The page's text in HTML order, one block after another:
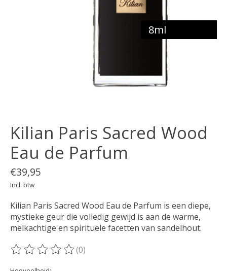
8ml
Kilian Paris Sacred Wood
Eau de Parfum
€39,95
Incl. btw
Kilian Paris Sacred Wood Eau de Parfum is een diepe,
mystieke geur die volledig gewijd is aan de warme,
melkachtige en spirituele facetten van sandelhout.
De beoordeling van dit product is
(0)